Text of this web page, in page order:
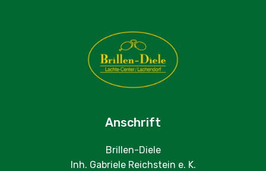
Anschrift
Brillen-Diele
Inh. Gabriele Reichstein e. K.